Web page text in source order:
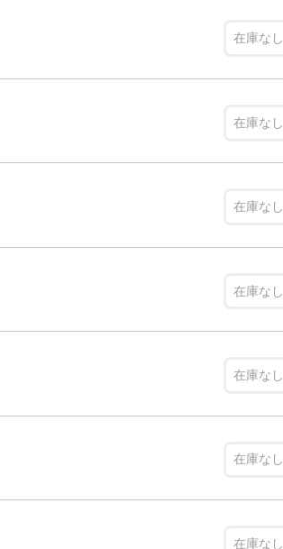
在庫なし
在庫なし
在庫なし
在庫なし
在庫なし
在庫なし
在庫なし